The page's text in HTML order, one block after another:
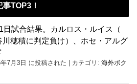
TOP3！
日試合結果。カルロス・ルイス（
川穂積に判定負け）、ホセ・アルグ
7月3日 に投稿された カテゴリ:海外ボク